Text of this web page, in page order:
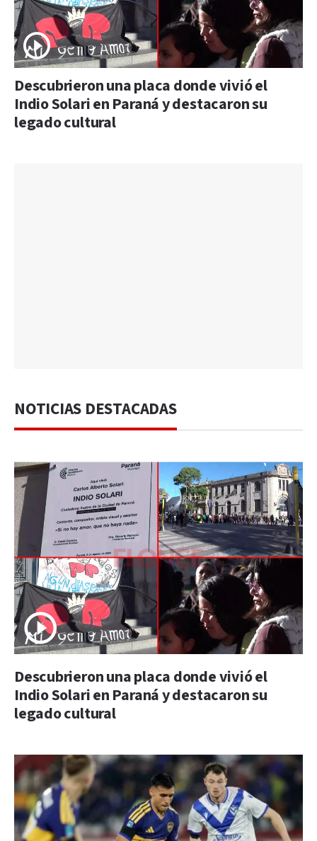
Descubrieron una placa donde vivió el
Indio Solari en Paraná y destacaron su
legado cultural
NOTICIAS DESTACADAS
Descubrieron una placa donde vivió el
Indio Solari en Paraná y destacaron su
legado cultural